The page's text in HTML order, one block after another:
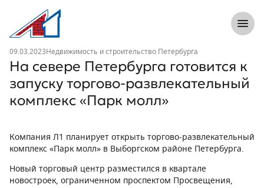
Л1 Строительная компания №1
Новость
09.03.2023 Недвижимость и строительство Петербурга
На севере Петербурга готовится к
запуску торгово-развлекательный
комплекс «Парк молл»
Компания Л1 планирует открыть торгово-развлекательный
комплекс «Парк молл» в Выборгском районе Петербурга.
Новый торговый центр разместился в квартале
новостроек, ограниченном проспектом Просвещения,